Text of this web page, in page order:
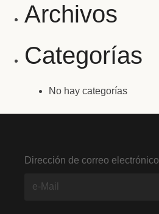
Archivos
Categorías
No hay categorías
Dirección de correo electrónico